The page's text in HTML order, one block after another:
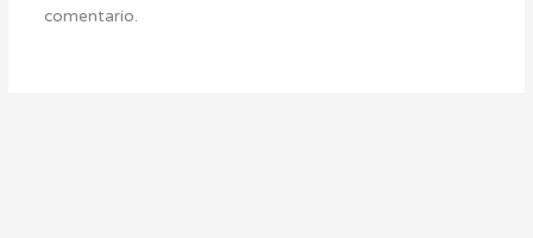
comentario.